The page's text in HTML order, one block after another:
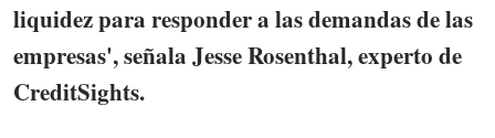
liquidez para responder a las demandas de las
empresas', señala Jesse Rosenthal, experto de
CreditSights.